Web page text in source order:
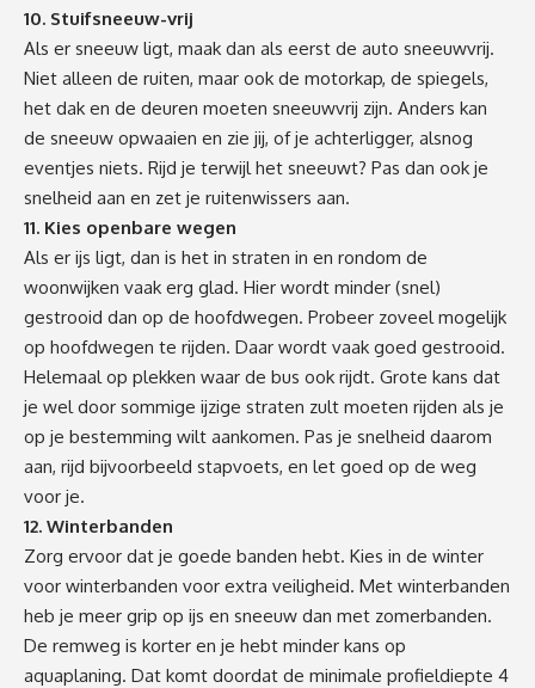
10. Stuifsneeuw-vrij
Als er sneeuw ligt, maak dan als eerst de auto sneeuwvrij.
Niet alleen de ruiten, maar ook de motorkap, de spiegels,
het dak en de deuren moeten sneeuwvrij zijn. Anders kan
de sneeuw opwaaien en zie jij, of je achterligger, alsnog
eventjes niets. Rijd je terwijl het sneeuwt? Pas dan ook je
snelheid aan en zet je ruitenwissers aan.
11. Kies openbare wegen
Als er ijs ligt, dan is het in straten in en rondom de
woonwijken vaak erg glad. Hier wordt minder (snel)
gestrooid dan op de hoofdwegen. Probeer zoveel mogelijk
op hoofdwegen te rijden. Daar wordt vaak goed gestrooid.
Helemaal op plekken waar de bus ook rijdt. Grote kans dat
je wel door sommige ijzige straten zult moeten rijden als je
op je bestemming wilt aankomen. Pas je snelheid daarom
aan, rijd bijvoorbeeld stapvoets, en let goed op de weg
voor je.
12. Winterbanden
Zorg ervoor dat je goede banden hebt. Kies in de winter
voor winterbanden voor extra veiligheid. Met winterbanden
heb je meer grip op ijs en sneeuw dan met zomerbanden.
De remweg is korter en je hebt minder kans op
aquaplaning. Dat komt doordat de minimale profieldiepte 4